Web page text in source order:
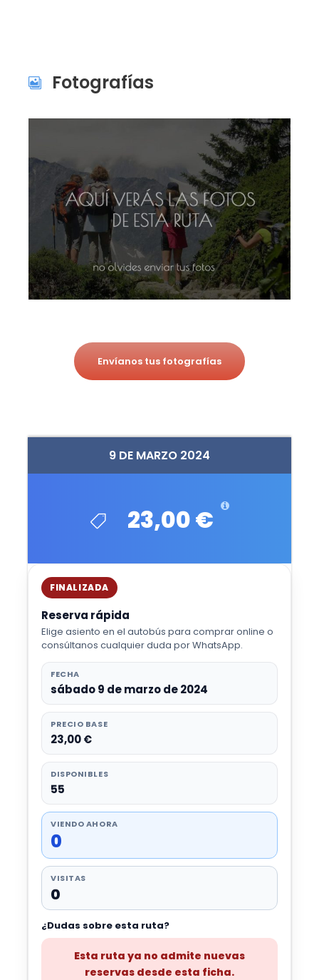
9 DE MARZO 2024
23,00 €
FINALIZADA
Reserva rápida
Elige asiento en el autobús para comprar online o
consúltanos cualquier duda por WhatsApp.
FECHA
sábado 9 de marzo de 2024
PRECIO BASE
23,00 €
DISPONIBLES
55
VIENDO AHORA
0
VISITAS
0
¿Dudas sobre esta ruta?
Esta ruta ya no admite nuevas
reservas desde esta ficha.
Fotografías
Envíanos tus fotografías